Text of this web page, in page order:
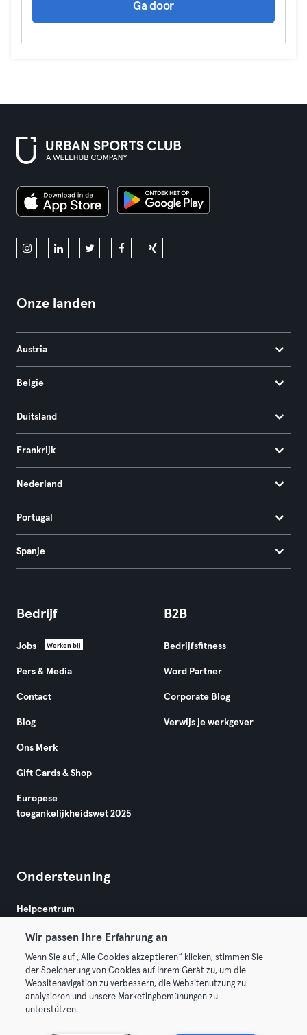
Ga door
Onze landen
Austria
België
Duitsland
Frankrijk
Nederland
Portugal
Spanje
Bedrijf
Jobs Werken bij
Pers & Media
Contact
Blog
Ons Merk
Gift Cards & Shop
Europese
toegankelijkheidswet 2025
B2B
Bedrijfsfitness
Word Partner
Corporate Blog
Verwijs je werkgever
Ondersteuning
Helpcentrum
Algemene Voorwaarden
Wir passen Ihre Erfahrung an
Wenn Sie auf „Alle Cookies akzeptieren“ klicken, stimmen Sie
der Speicherung von Cookies auf Ihrem Gerät zu, um die
Websitenavigation zu verbessern, die Websitenutzung zu
analysieren und unsere Marketingbemühungen zu
unterstützen.